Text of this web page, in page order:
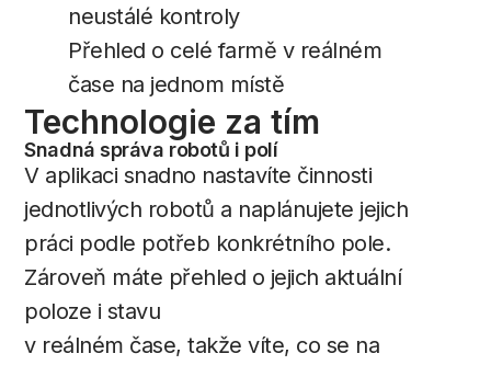
neustálé kontroly
Přehled o celé farmě v reálném
čase na jednom místě
Technologie za tím
Snadná správa robotů i polí
V aplikaci snadno nastavíte činnosti
jednotlivých robotů a naplánujete jejich
práci podle potřeb konkrétního pole.
Zároveň máte přehled o jejich aktuální
poloze i stavu
v reálném čase, takže víte, co se na